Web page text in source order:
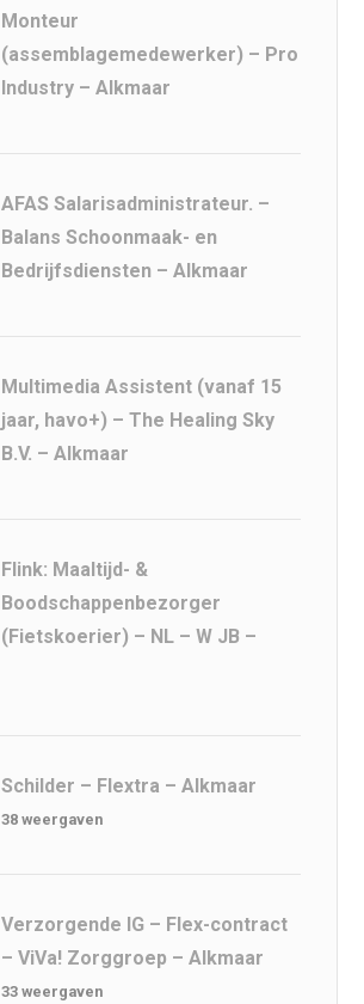
Monteur
(assemblagemedewerker) – Pro
Industry – Alkmaar
AFAS Salarisadministrateur. –
Balans Schoonmaak- en
Bedrijfsdiensten – Alkmaar
Multimedia Assistent (vanaf 15
jaar, havo+) – The Healing Sky
B.V. – Alkmaar
Flink: Maaltijd- &
Boodschappenbezorger
(Fietskoerier) – NL – W JB –
Schilder – Flextra – Alkmaar
38 weergaven
Verzorgende IG – Flex-contract
– ViVa! Zorggroep – Alkmaar
33 weergaven